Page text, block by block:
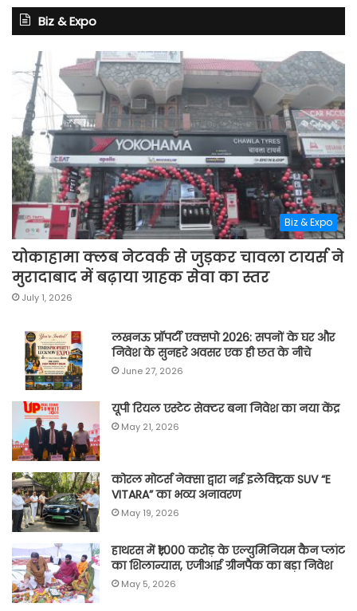
Biz & Expo
Biz & Expo
योकाहामा क्लब नेटवर्क से जुड़कर चावला टायर्स ने
मुरादाबाद में बढ़ाया ग्राहक सेवा का स्तर
July 1, 2026
लखनऊ प्रॉपर्टी एक्सपो 2026: सपनों के घर और
निवेश के सुनहरे अवसर एक ही छत के नीचे
June 27, 2026
यूपी रियल एस्टेट सेक्टर बना निवेश का नया केंद्र
May 21, 2026
कोरल मोटर्स नेक्सा द्वारा नई इलेक्ट्रिक SUV “E
VITARA” का भव्य अनावरण
May 19, 2026
हाथरस में ₹1,000 करोड़ के एल्युमिनियम कैन प्लांट
का शिलान्यास, एजीआई ग्रीनपैक का बड़ा निवेश
May 5, 2026